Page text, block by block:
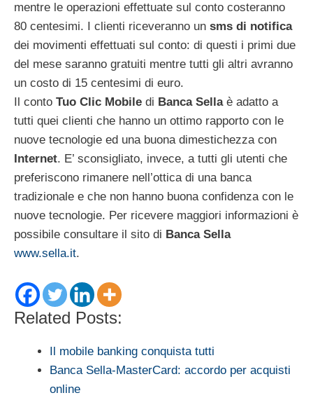
mentre le operazioni effettuate sul conto costeranno
80 centesimi. I clienti riceveranno un sms di notifica
dei movimenti effettuati sul conto: di questi i primi due
del mese saranno gratuiti mentre tutti gli altri avranno
un costo di 15 centesimi di euro.
Il conto Tuo Clic Mobile di Banca Sellaè adatto a
tutti quei clienti che hanno un ottimo rapporto con le
nuove tecnologie ed una buona dimestichezza con
Internet. E’ sconsigliato, invece, a tutti gli utenti che
preferiscono rimanere nell’ottica di una banca
tradizionale e che non hanno buona confidenza con le
nuove tecnologie. Per ricevere maggiori informazioni è
possibile consultare il sito di Banca Sella
www.sella.it.
Related Posts:
Il mobile banking conquista tutti
Banca Sella-MasterCard: accordo per acquisti
online